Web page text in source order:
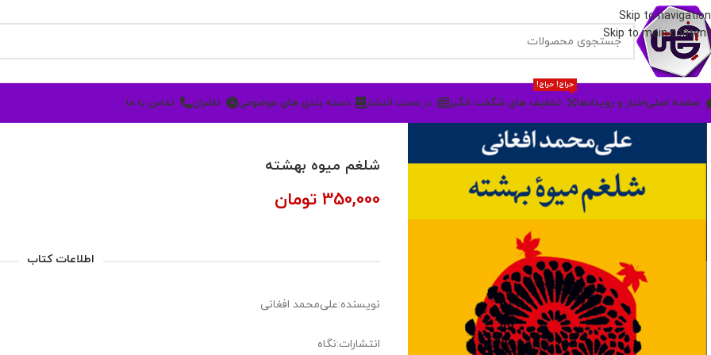
Skip to navigation
Skip to main content
صفحه اصلیاخبار و رویدادها تخفیف های شگفت انگیز
حراج! حراج!
در دست انتشار دسته بندی های موضوعی ناشران تماس با ما
شلغم میوه بهشته
350,000 تومان
اطلاعات کتاب
نویسنده:علی‌محمد افغانی
انتشارات:نگاه